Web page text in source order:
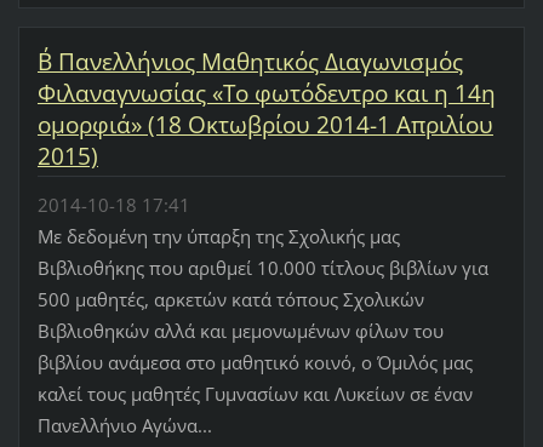
Β΄ Πανελλήνιος Μαθητικός Διαγωνισμός
Φιλαναγνωσίας «Το φωτόδεντρο και η 14η
ομορφιά» (18 Οκτωβρίου 2014-1 Απριλίου
2015)
2014-10-18 17:41
Με δεδομένη την ύπαρξη της Σχολικής μας
Βιβλιοθήκης που αριθμεί 10.000 τίτλους βιβλίων για
500 μαθητές, αρκετών κατά τόπους Σχολικών
Βιβλιοθηκών αλλά και μεμονωμένων φίλων του
βιβλίου ανάμεσα στο μαθητικό κοινό, ο Όμιλός μας
καλεί τους μαθητές Γυμνασίων και Λυκείων σε έναν
Πανελλήνιο Αγώνα...